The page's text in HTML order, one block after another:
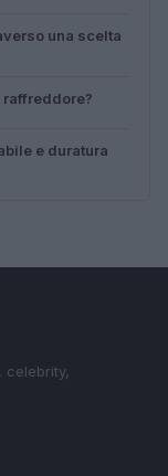
una scelta
e duratura
celebrity,